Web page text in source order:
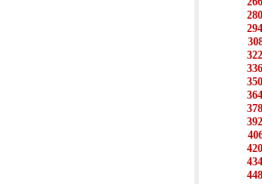
280
294
322
336
350
364
378
392
420
434
448